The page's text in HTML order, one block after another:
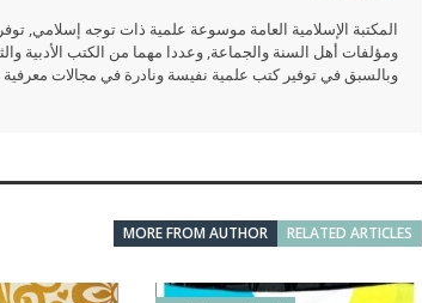
المكتبة الإسلامية العامة موسوعة علمية ذات توجه إسلامي,
ومؤلفات أهل السنة والجماعة, وعددا مهما من الكتب الأدبية
وبالسبق في توفير كتب علمية نفيسة ونادرة في مجالات معرفية
RELATED ARTICLES
MORE FROM AUTHOR